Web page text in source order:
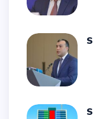
Sahil Babayeva mektub